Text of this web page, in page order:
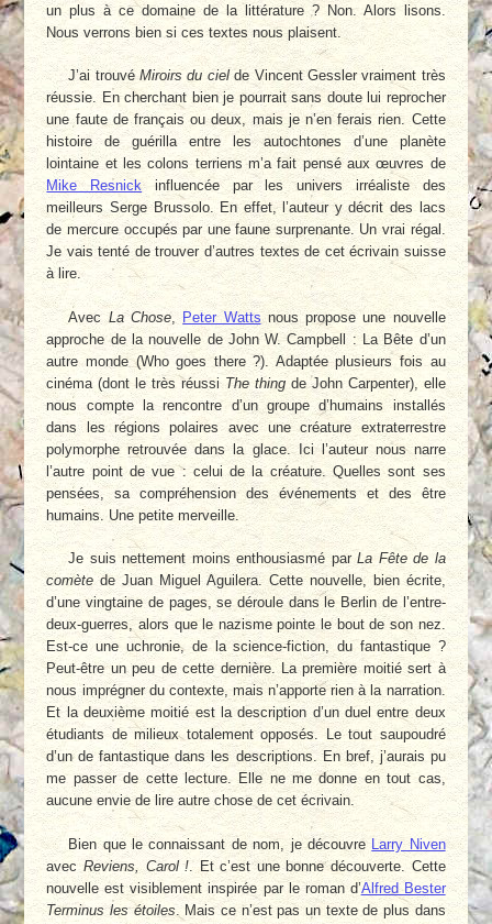
un plus à ce domaine de la littérature ? Non. Alors lisons.
Nous verrons bien si ces textes nous plaisent.
J’ai trouvéMiroirs du cielde Vincent Gessler vraiment très
réussie. En cherchant bien je pourrait sans doute lui reprocher
une faute de français ou deux, mais je n’en ferais rien. Cette
histoire de guérilla entre les autochtones d’une planète
lointaine et les colons terriens m’a fait pensé aux œuvres de
Mike Resnickinfluencée par les univers irréaliste des
meilleurs Serge Brussolo. En effet, l’auteur y décrit des lacs
de mercure occupés par une faune surprenante. Un vrai régal.
Je vais tenté de trouver d’autres textes de cet écrivain suisse
à lire.
AvecLa Chose, Peter Wattsnous propose une nouvelle
approche de la nouvelle de John W. Campbell : La Bête d’un
autre monde (Who goes there ?). Adaptée plusieurs fois au
cinéma (dont le très réussi The thingde John Carpenter), elle
nous compte la rencontre d’un groupe d’humains installés
dans les régions polaires avec une créature extraterrestre
polymorphe retrouvée dans la glace. Ici l’auteur nous narre
l’autre point de vue : celui de la créature. Quelles sont ses
pensées, sa compréhension des événements et des être
humains. Une petite merveille.
Je suis nettement moins enthousiasmé parLa Fête de la
comète de Juan Miguel Aguilera. Cette nouvelle, bien écrite,
d’une vingtaine de pages, se déroule dans le Berlin de l’entre-
deux-guerres, alors que le nazisme pointe le bout de son nez.
Est-ce une uchronie, de la science-fiction, du fantastique ?
Peut-être un peu de cette dernière. La première moitié sert à
nous imprégner du contexte, mais n’apporte rien à la narration.
Et la deuxième moitié est la description d’un duel entre deux
étudiants de milieux totalement opposés. Le tout saupoudré
d’un de fantastique dans les descriptions. En bref, j’aurais pu
me passer de cette lecture. Elle ne me donne en tout cas,
aucune envie de lire autre chose de cet écrivain.
Bien que le connaissant de nom, je découvre
Larry Niven
avec Reviens, Carol ! . Et c’est une bonne découverte. Cette
nouvelle est visiblement inspirée par le roman d’Alfred Bester
Terminus les étoiles. Mais ce n’est pas un texte de plus dans